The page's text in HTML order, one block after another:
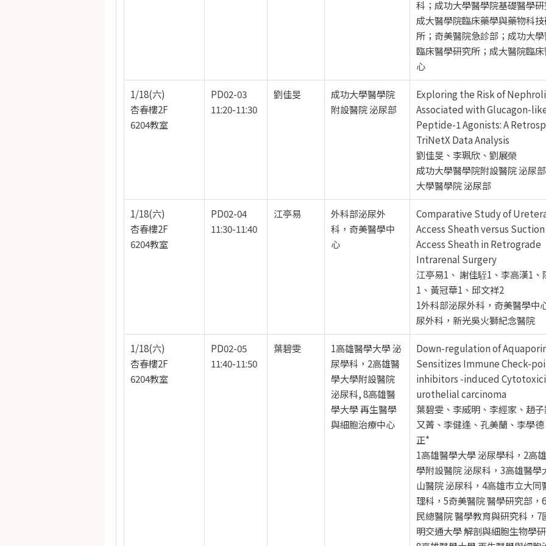
科；成功大學醫學院基礎醫學
成大醫學院臨床藥學與藥物科
所；奇美醫院急診部；成功大
臨床醫學研究所；成大醫院臨
心
1/18(六)
杏春樓2F
6204教室
PD02-03
11:20-11:30
劉佳旻
成功大學醫學院
附設醫院 泌尿部
Exploring the Risk of
Associated with Glucagon-
Peptide-1 Agonists: A
TriNetX Data Analysis
劉佳旻、李珮欣、劉展榮
成功大學醫學院附設醫院 泌尿
大學醫學院 泌尿部
1/18(六)
杏春樓2F
6204教室
PD02-04
11:30-11:40
江亭易
外科部泌尿外
科，奇美醫學中
心
Comparative Study of
Access Sheath versus Suction
Access Sheath in Retrograde
Intrarenal Surgery
江亭易1、 謝佳駤1、李高漢1、
1、黃冠華1、邱文祥2
1外科部泌尿外科，奇美醫學中
尿外科，新光吳火獅紀念醫院
1/18(六)
杏春樓2F
6204教室
PD02-05
11:40-11:50
葉碧雯
1高雄醫學大學 泌
尿學科，2高雄醫
學大學附設醫院
泌尿科, 8高雄醫
學大學 再生醫學
與細胞治療中心
Down-regulation of
Sensitizes Immune Check-
inhibitors -induced
urothelial carcinoma
葉碧雯、李威明、李經家、趙
又菁、李健逢、孔美蘭、李學
正*
1高雄醫學大學 泌尿學科，2高
學附設醫院 泌尿科，3高雄醫學
山醫院 泌尿科，4高雄市立大同
理科，5奇美醫院 醫學研究部，
民總醫院 醫學教育與研究科，7
明交通大學 解剖與細胞生物學